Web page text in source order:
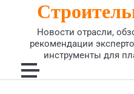
Новости отрасли,
рекомендации
инструменты для